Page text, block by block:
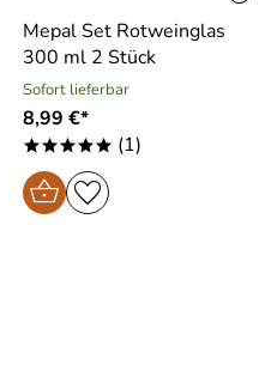
Mepal Set Rotweinglas
300 ml 2 Stück
Sofort lieferbar
8,99 €*
***** (1)